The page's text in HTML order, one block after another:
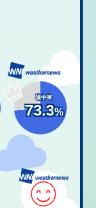
適中率
73.3%